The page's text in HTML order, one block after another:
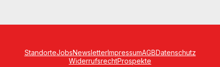
StandorteJobsNewsletterImpressumAGBDatenschutz
WiderrufsrechtProspekte